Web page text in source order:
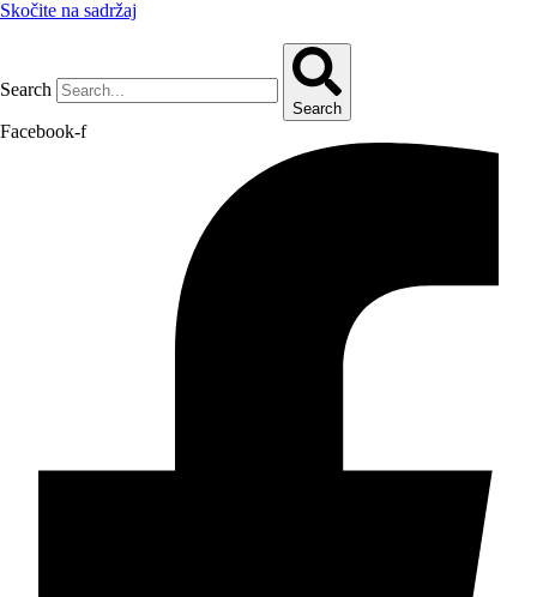
Skočite na sadržaj
Search
Search
Facebook-f